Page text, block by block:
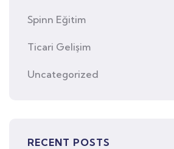
Spinn Eğitim
Ticari Gelişim
Uncategorized
RECENT POSTS